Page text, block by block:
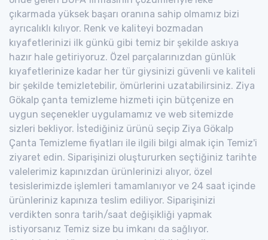
çıkarmada yüksek başarı oranına sahip olmamız bizi
ayrıcalıklı kılıyor. Renk ve kaliteyi bozmadan
kıyafetlerinizi ilk günkü gibi temiz bir şekilde askıya
hazır hale getiriyoruz. Özel parçalarınızdan günlük
kıyafetlerinize kadar her tür giysinizi güvenli ve kaliteli
bir şekilde temizletebilir, ömürlerini uzatabilirsiniz. Ziya
Gökalp çanta temizleme hizmeti için bütçenize en
uygun seçenekler uygulamamız ve web sitemizde
sizleri bekliyor. İstediğiniz ürünü seçip Ziya Gökalp
Çanta Temizleme fiyatları ile ilgili bilgi almak için Temiz'i
ziyaret edin. Siparişinizi oluştururken seçtiğiniz tarihte
valelerimiz kapınızdan ürünlerinizi alıyor, özel
tesislerimizde işlemleri tamamlanıyor ve 24 saat içinde
ürünleriniz kapınıza teslim ediliyor. Siparişinizi
verdikten sonra tarih/saat değişikliği yapmak
istiyorsanız Temiz size bu imkanı da sağlıyor.